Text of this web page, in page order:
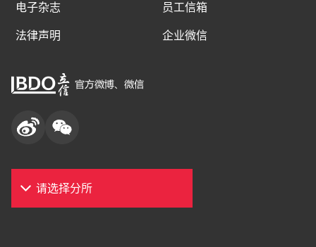
电子杂志
员工信箱
法律声明
企业微信